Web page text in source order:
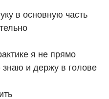
в основную часть
я не прямо
знаю и держу в голове